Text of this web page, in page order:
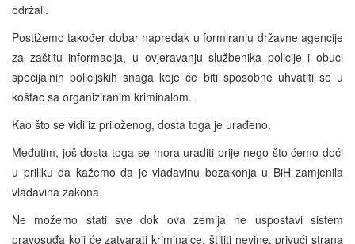
održali.
Postižemo također dobar napredak u formiranju državne agencije
za zaštitu informacija, u ovjeravanju službenika policije i obuci
specijalnih policijskih snaga koje će biti sposobne uhvatiti se u
koštac sa organiziranim kriminalom.
Kao što se vidi iz priloženog, dosta toga je urađeno.
Međutim, još dosta toga se mora uraditi prije nego što ćemo doći
u priliku da kažemo da je vladavinu bezakonja u BiH zamjenila
vladavina zakona.
Ne možemo stati sve dok ova zemlja ne uspostavi sistem
pravosuđa koji će zatvarati kriminalce, štititi nevine, privući strana